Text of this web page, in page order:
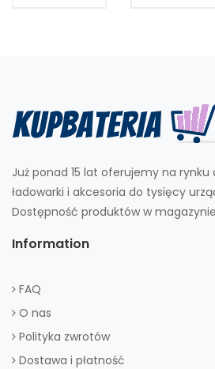
Już ponad 15 lat oferujemy na
ładowarki i akcesoria do tysięcy
Dostępność produktów w
Information
FAQ
O nas
Polityka zwrotów
Dostawa i płatność